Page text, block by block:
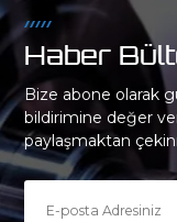
Haber
Bize abone olarak
bildirimine değer
paylaşmaktan